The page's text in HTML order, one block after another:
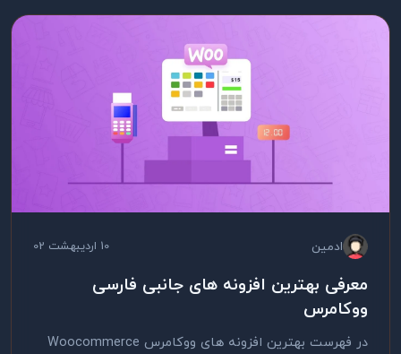
ادمین 10 اردیبهشت 02
معرفی بهترین افزونه های جانبی فارسی
ووکامرس
در فهرست بهترین افزونه های ووکامرس Woocommerce